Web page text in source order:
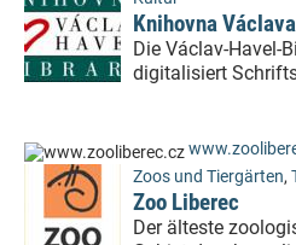
Knihovna
Die Václav-Havel-
digitalisiert
Zoos und Tiergärten,
Zoo Liberec
Der älteste